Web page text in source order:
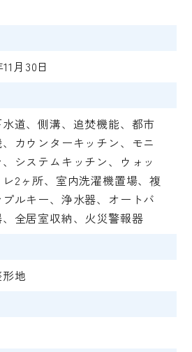
月30日
道、側溝、追焚機能、都市
カウンターキッチン、モニ
システムキッチン、ウォッ
2ヶ所、室内洗濯機置場、複
ルキー、浄水器、オートバ
全居室収納、火災警報器
地